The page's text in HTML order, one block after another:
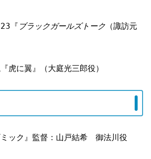
『 ブラックガールズトーク （諏訪元
虎に翼』（大庭光三郎役）
ミック』監督：山戸結希 御法川役